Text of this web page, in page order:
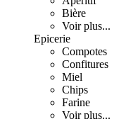
Bière
Voir plus...
Epicerie
Compotes
Confitures
Miel
Chips
Farine
Voir plus...